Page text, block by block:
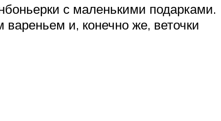
с маленькими подарками.
и, конечно же, веточки